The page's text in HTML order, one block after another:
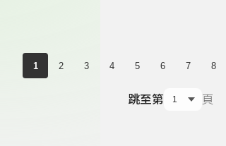
排進生活裡。從視覺、顏色、香氣、聲音
文字，分享自然如何成為我們身心健康的
，或許只是更換氣味、放置盆栽，甚至換
1 2 3 4 5 6 7 8
跳至第 頁